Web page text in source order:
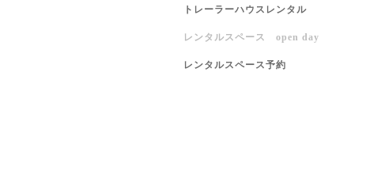
トレーラーハウスレンタル
レンタルスペース open day
レンタルスペース予約